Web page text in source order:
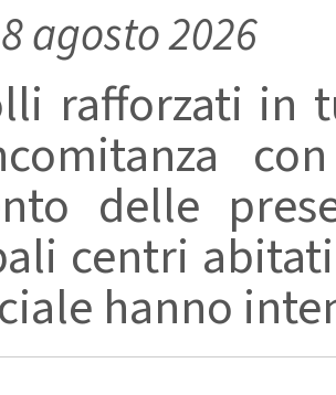
agosto 2026
rafforzati in
delle
centri
hanno